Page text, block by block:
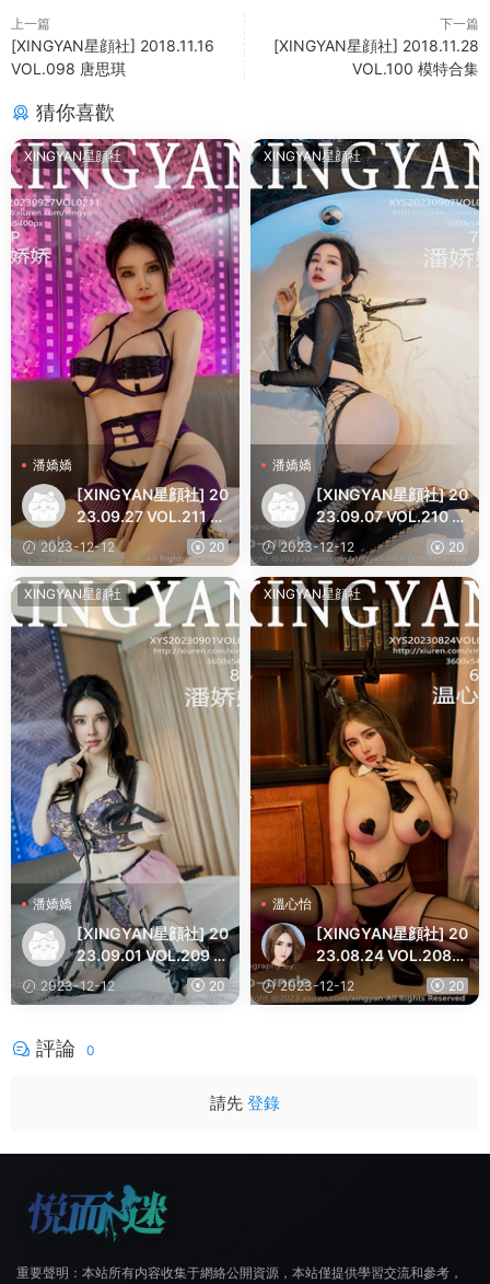
上一篇
[XINGYAN星顔社] 2018.11.16
VOL.098 唐思琪
下一篇
[XINGYAN星顔社] 2018.11.28
VOL.100 模特合集
猜你喜歡
XINGYAN星顔社
潘嬌嬌
[XINGYAN星顔社] 20
23.09.27 VOL.211 潘
嬌嬌 豐腴美臀
2023-12-12 20
XINGYAN星顔社
潘嬌嬌
[XINGYAN星顔社] 20
23.09.07 VOL.210 潘
嬌嬌 豐腴美臀
2023-12-12 20
XINGYAN星顔社
潘嬌嬌
[XINGYAN星顔社] 20
23.09.01 VOL.209 潘
嬌嬌 豐腴美臀
2023-12-12 20
XINGYAN星顔社
溫心怡
[XINGYAN星顔社] 20
23.08.24 VOL.208
溫心怡 黑絲美臀
2023-12-12 20
評論 0
請先 登錄
重要聲明：本站所有内容收集于網絡公開資源，本站僅提供學習交流和參考，